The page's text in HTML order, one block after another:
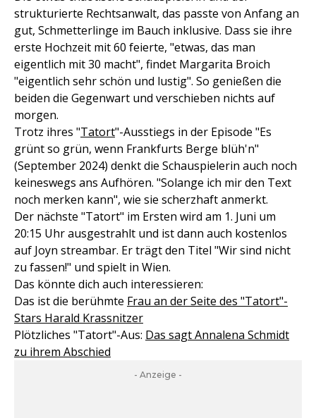
strukturierte Rechtsanwalt, das passte von Anfang an
gut, Schmetterlinge im Bauch inklusive. Dass sie ihre
erste Hochzeit mit 60 feierte, "etwas, das man
eigentlich mit 30 macht", findet Margarita Broich
"eigentlich sehr schön und lustig". So genießen die
beiden die Gegenwart und verschieben nichts auf
morgen.
Trotz ihres "Tatort"-Ausstiegs in der Episode "Es
grünt so grün, wenn Frankfurts Berge blüh'n"
(September 2024) denkt die Schauspielerin auch noch
keineswegs ans Aufhören. "Solange ich mir den Text
noch merken kann", wie sie scherzhaft anmerkt.
Der nächste "Tatort" im Ersten wird am 1. Juni um
20:15 Uhr ausgestrahlt und ist dann auch kostenlos
auf Joyn streambar. Er trägt den Titel "Wir sind nicht
zu fassen!" und spielt in Wien.
Das könnte dich auch interessieren:
Das ist die berühmte Frau an der Seite des "Tatort"-
Stars Harald Krassnitzer
Plötzliches "Tatort"-Aus: Das sagt Annalena Schmidt
zu ihrem Abschied
- Anzeige -